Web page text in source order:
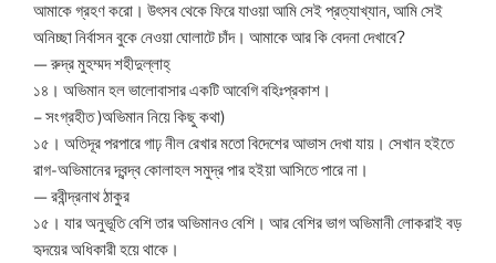
আমাকে গ্রহণ করো। উৎসব থেকে ফিরে যাওয়া আমি সেই প্রত্যাখ্যান, আমি সেই
অনিচ্ছা নির্বাসন বুকে নেওয়া ঘোলাটে চাঁদ। আমাকে আর কি বেদনা দেখাবে?
— রুদ্র মুহম্মদ শহীদুল্লাহ্
১৪। অভিমান হল ভালোবাসার একটি আবেগি বহিঃপ্রকাশ।
– সংগ্রহীত )অভিমান নিয়ে কিছু কথা)
১৫। অতিদূর পরপারে গাঢ় নীল রেখার মতো বিদেশের আভাস দেখা যায়। সেখান হইতে
রাগ-অভিমানের দ্বন্দ্ব কোলাহল সমুদ্র পার হইয়া আসিতে পারে না।
— রবীন্দ্রনাথ ঠাকুর
১৫। যার অনুভূতি বেশি তার অভিমানও বেশি। আর বেশির ভাগ অভিমানী লোকরাই বড়
হৃদয়ের অধিকারী হয়ে থাকে।